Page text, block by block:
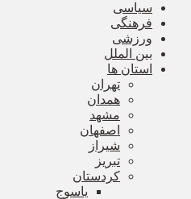
سیاسی
فرهنگی
ورزشی
بین الملل
استان ها
تهران
همدان
مشهد
اصفهان
شیراز
تبریز
کردستان
یاسوج